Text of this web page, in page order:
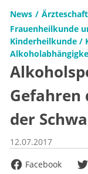
News
Ärzteschaft
Frauenheilkunde
Kinderheilkunde /
Gefahren
der
12.07.2017
Facebook